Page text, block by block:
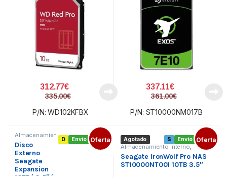
312.77€
335.00€
P/N: WD102KFBX
337.11€
361.00€
P/N: ST10000NM017B
Envío gratis
D Oferta
Almacenamien
to externo
Disco externo
3.5,Periféricos
Disco
Externo
Seagate
Expansion
Envío gratis
S
Agotado Oferta
Almacenamiento interno,
Disco duro 3.5
Seagate IronWolf Pro NAS
ST10000NT001 10TB 3.5″